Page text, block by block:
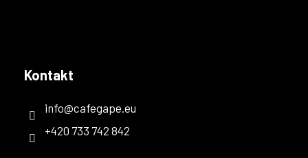
Kontakt
info@cafegape.eu
+420 733 742 842